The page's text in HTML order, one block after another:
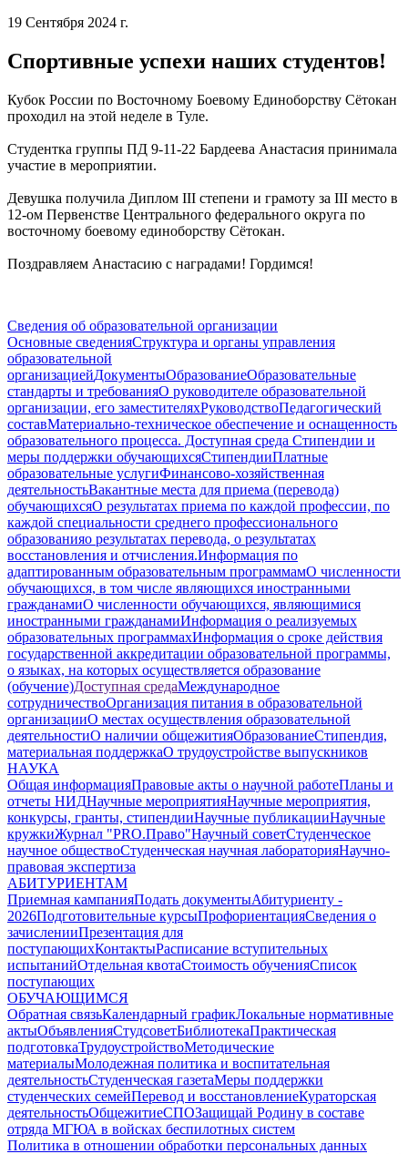
19 Сентября 2024 г.
Спортивные успехи наших студентов!
Кубок России по Восточному Боевому Единоборству Сётокан
проходил на этой неделе в Туле.
Студентка группы ПД 9-11-22 Бардеева Анастасия принимала
участие в мероприятии.
Девушка получила Диплом III степени и грамоту за III место в
12-ом Первенстве Центрального федерального округа по
восточному боевому единоборству Сётокан.
Поздравляем Анастасию с наградами! Гордимся!
Сведения об образовательной организации
Основные сведенияСтруктура и органы управления
образовательной
организациейДокументыОбразованиеОбразовательные
стандарты и требованияО руководителе образовательной
организации, его заместителяхРуководствоПедагогический
составМатериально-техническое обеспечение и оснащенность
образовательного процесса. Доступная среда Стипендии и
меры поддержки обучающихсяСтипендииПлатные
образовательные услугиФинансово-хозяйственная
деятельностьВакантные места для приема (перевода)
обучающихсяО результатах приема по каждой профессии, по
каждой специальности среднего профессионального
образованияо результатах перевода, о результатах
восстановления и отчисления.Информация по
адаптированным образовательным программамО численности
обучающихся, в том числе являющихся иностранными
гражданамиО численности обучающихся, являющимися
иностранными гражданамиИнформация о реализуемых
образовательных программахИнформация о сроке действия
государственной аккредитации образовательной программы,
о языках, на которых осуществляется образование
(обучение)Доступная средаМеждународное
сотрудничествоОрганизация питания в образовательной
организацииО местах осуществления образовательной
деятельностиО наличии общежитияОбразованиеСтипендия,
материальная поддержкаО трудоустройстве выпускников
НАУКА
Общая информацияПравовые акты о научной работеПланы и
отчеты НИДНаучные мероприятияНаучные мероприятия,
конкурсы, гранты, стипендииНаучные публикацииНаучные
кружкиЖурнал "PRO.Право"Научный советСтуденческое
научное обществоСтуденческая научная лабораторияНаучно-
правовая экспертиза
АБИТУРИЕНТАМ
Приемная кампанияПодать документыАбитуриенту -
2026Подготовительные курсыПрофориентацияСведения о
зачисленииПрезентация для
поступающихКонтактыРасписание вступительных
испытанийОтдельная квотаСтоимость обученияCписок
поступающих
ОБУЧАЮЩИМСЯ
Обратная связьКалендарный графикЛокальные нормативные
актыОбъявленияСтудсоветБиблиотекаПрактическая
подготовкаТрудоустройствоМетодические
материалыМолодежная политика и воспитательная
деятельностьСтуденческая газетаМеры поддержки
студенческих семейПеревод и восстановлениеКураторская
деятельностьОбщежитиеСПОЗащищай Родину в составе
отряда МГЮА в войсках беспилотных систем
Политика в отношении обработки персональных данных